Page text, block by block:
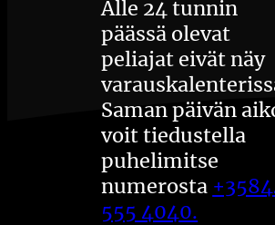
Alle 24 tunnin
päässä olevat
peliajat eivät näy
Saman päivän
voit tiedustella
puhelimitse
numerosta
555 4040.